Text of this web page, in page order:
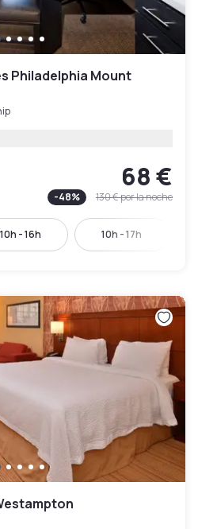
Philadelphia Mount
68 €
-48% 130 €por la noche
10h - 16h 10h - 17h